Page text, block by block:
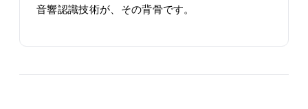
音響認識技術が、その背骨です。